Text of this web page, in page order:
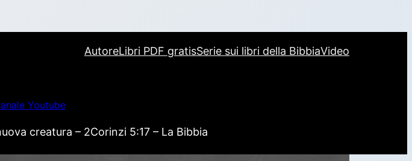
AutoreLibri PDF gratisSerie sui libri della BibbiaVideo
Youtube
creatura – 2Corinzi 5:17 – La Bibbia